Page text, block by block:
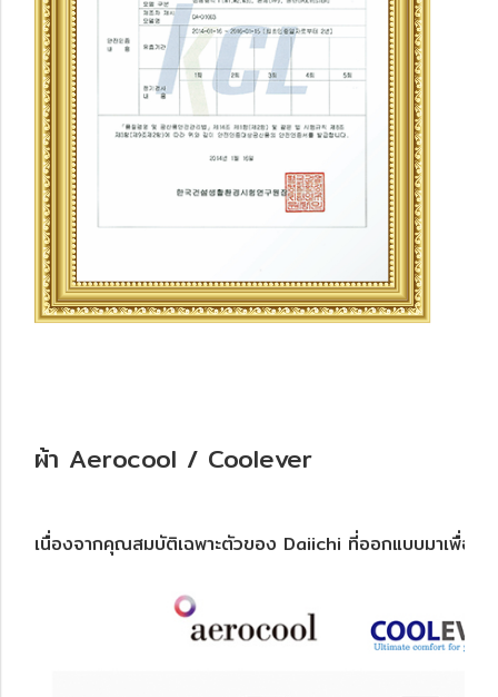
ผ้า Aerocool / Coolever
เนื่องจากคุณสมบัติเฉพาะตัวของ Daiichi ที่ออกแบบมาเพื่อภูมิ